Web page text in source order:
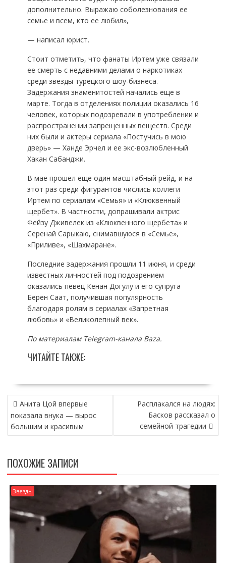
дополнительно. Выражаю соболезнования ее
семье и всем, кто ее любил»,
— написал юрист.
Стоит отметить, что фанаты Иртем уже связали
ее смерть с недавними делами о наркотиках
среди звезды турецкого шоу-бизнеса.
Задержания знаменитостей начались еще в
марте. Тогда в отделениях полиции оказались 16
человек, которых подозревали в употреблении и
распространении запрещенных веществ. Среди
них были и актеры сериала «Постучись в мою
дверь» — Ханде Эрчел и ее экс-возлюбленный
Хакан Сабанджи.
В мае прошел еще один масштабный рейд, и на
этот раз среди фигурантов числись коллеги
Иртем по сериалам «Семья» и «Клюквенный
щербет». В частности, допрашивали актрис
Фейзу Дживелек из «Клюквенного щербета» и
Серенай Сарыкаю, снимавшуюся в «Семье»,
«Приливе», «Шахмаране».
Последние задержания прошли 11 июня, и среди
известных личностей под подозрением
оказались певец Кенан Догулу и его супруга
Берен Саат, получившая популярность
благодаря ролям в сериалах «Запретная
любовь» и «Великолепный век».
По материалам Telegram-канала Baza.
ЧИТАЙТЕ ТАКЖЕ:
НАВИГАЦИЯ
ПО
ЗАПИСЯМ
Анита Цой впервые
показала внука — вырос
большим и красивым
Расплакался на людях:
Басков рассказал о
семейной трагедии
ПОХОЖИЕ ЗАПИСИ
Звезды